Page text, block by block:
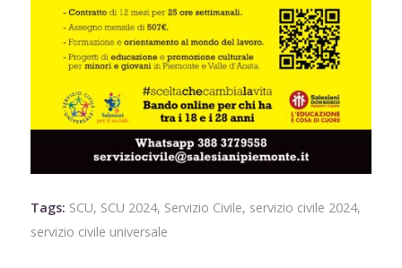
Tags: SCU, SCU 2024, Servizio Civile, servizio civile 2024,
servizio civile universale